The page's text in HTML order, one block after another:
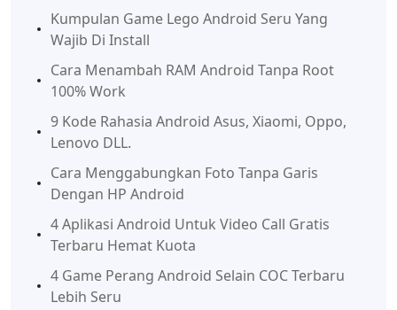
Kumpulan Game Lego Android Seru Yang
Wajib Di Install
Cara Menambah RAM Android Tanpa Root
100% Work
9 Kode Rahasia Android Asus, Xiaomi, Oppo,
Lenovo DLL.
Cara Menggabungkan Foto Tanpa Garis
Dengan HP Android
4 Aplikasi Android Untuk Video Call Gratis
Terbaru Hemat Kuota
4 Game Perang Android Selain COC Terbaru
Lebih Seru